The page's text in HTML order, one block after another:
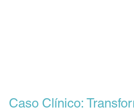
Caso Clínico: